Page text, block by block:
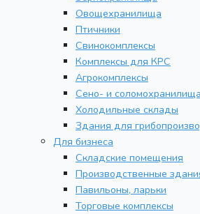
Овощехранилища
Птичники
Свинокомплексы
Комплексы для КРС
Агрокомплексы
Сено- и соломохранилища
Холодильные склады
Здания для
Для бизнеса
Складские помещения
Производственные
Павильоны, ларьки
Торговые комплексы